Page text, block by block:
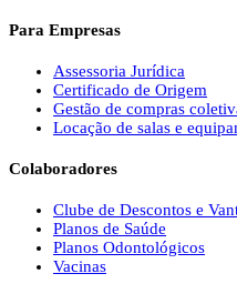
Para Empresas
Assessoria Jurídica
Certificado de Origem
Gestão de compras
Locação de salas e
Colaboradores
Clube de Descontos e
Planos de Saúde
Planos Odontológicos
Vacinas